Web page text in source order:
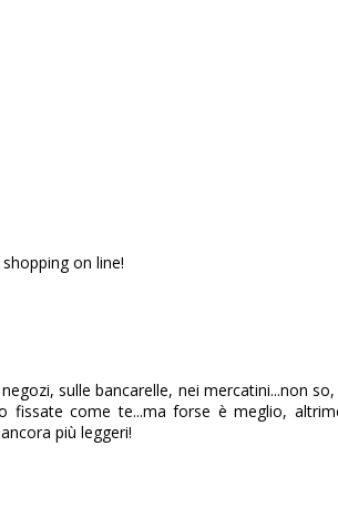
on line!
sulle bancarelle, nei mercatini...non
come te...ma forse è meglio,
più leggeri!